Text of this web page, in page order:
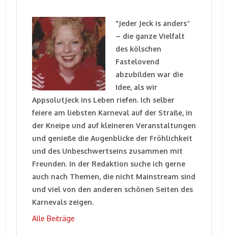
"Jeder Jeck is anders“
– die ganze Vielfalt
des kölschen
Fastelovend
abzubilden war die
Idee, als wir
AppsolutJeck ins Leben riefen. Ich selber
feiere am liebsten Karneval auf der Straße, in
der Kneipe und auf kleineren Veranstaltungen
und genieße die Augenblicke der Fröhlichkeit
und des Unbeschwertseins zusammen mit
Freunden. In der Redaktion suche ich gerne
auch nach Themen, die nicht Mainstream sind
und viel von den anderen schönen Seiten des
Karnevals zeigen.
Alle Beiträge